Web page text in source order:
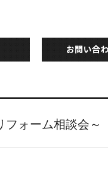
ォーム相談会～